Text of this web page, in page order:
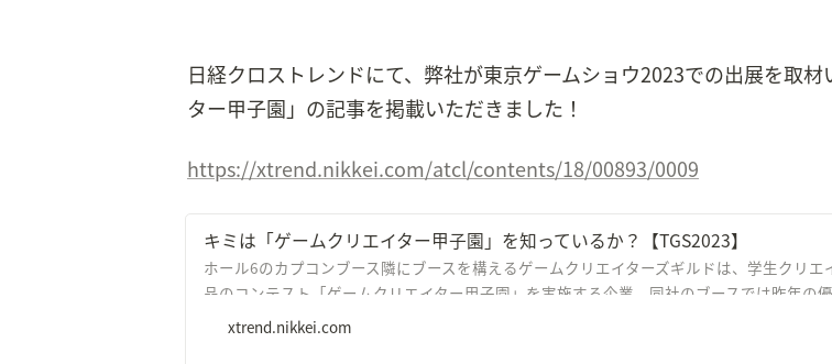
日経クロストレンドにて、弊社が東京ゲームショウ2023での出展を取
ター甲子園」の記事を掲載いただきました！
https://xtrend.nikkei.com/atcl/contents/18/00893/0009
キミは「ゲームクリエイター甲子園」を知っているか？【TGS2023】
ホール6のカプコンブース隣にブースを構えるゲームクリエイターズギルドは、学生クリエ
品のコンテスト「ゲームクリエイター甲子園」を実施する企業。同社のブースでは昨年の
が可能だ。
xtrend.nikkei.com